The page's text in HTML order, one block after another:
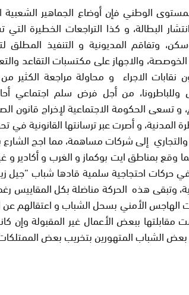
الوطني فإن أوضاع الجماهير
البطالة، و كذا التراجعات الخطيرة
وتفاقم المديونية و التنفيذ المطلق
والاجهاز على مكتسبات التقاعد
نقابات الاجراء و محاولة مراجعة الكثير
وللباطرونا، من أجل فرض سلم اجتماعي
و تسعى الحكومة الاجتماعية لإخراج قانون
المدنية، و أصرت عبر ترسانتها القانونية
إلى شركات مساهمة، مما اجج
وقع بمناطق ايت بوكماز و الغرب و
حركات احتجاجية سلمية قادها شباب “جيل
وتبقى هذه الحركة مناضلة بكل المقاييس
الهاجس الأمني بسحل الشباب و اعتقالهم عن
مقابلتها ببعض الأعمال غير المقبولة وإن
الشباب المتهورين بتخريب بعض الممتلكات